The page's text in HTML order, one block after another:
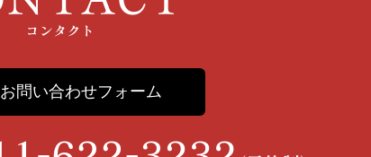
お問い合わせフォーム